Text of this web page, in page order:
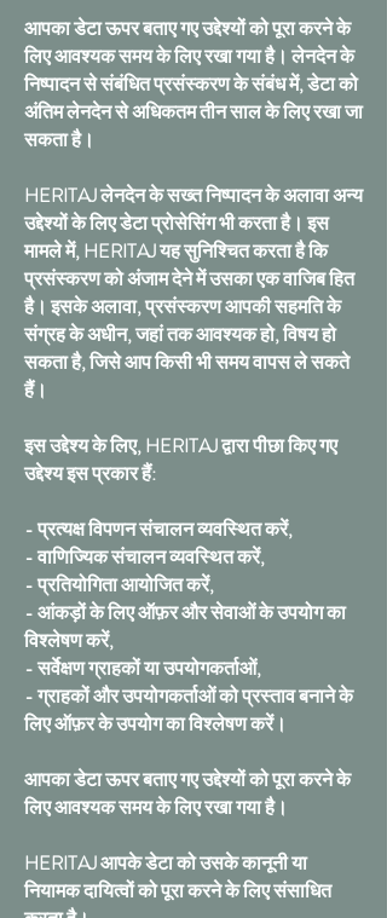
आपका डेटा ऊपर बताए गए उद्देश्यों को पूरा करने के
लिए आवश्यक समय के लिए रखा गया है। लेनदेन के
निष्पादन से संबंधित प्रसंस्करण के संबंध में, डेटा को
अंतिम लेनदेन से अधिकतम तीन साल के लिए रखा जा
सकता है।
HERITAJ लेनदेन के सख्त निष्पादन के अलावा अन्य
उद्देश्यों के लिए डेटा प्रोसेसिंग भी करता है। इस
मामले में, HERITAJ यह सुनिश्चित करता है कि
प्रसंस्करण को अंजाम देने में उसका एक वाजिब हित
है। इसके अलावा, प्रसंस्करण आपकी सहमति के
संग्रह के अधीन, जहां तक ​​आवश्यक हो, विषय हो
सकता है, जिसे आप किसी भी समय वापस ले सकते
हैं।
इस उद्देश्य के लिए, HERITAJ द्वारा पीछा किए गए
उद्देश्य इस प्रकार हैं:
- प्रत्यक्ष विपणन संचालन व्यवस्थित करें,
- वाणिज्यिक संचालन व्यवस्थित करें,
- प्रतियोगिता आयोजित करें,
- आंकड़ों के लिए ऑफ़र और सेवाओं के उपयोग का
विश्लेषण करें,
- सर्वेक्षण ग्राहकों या उपयोगकर्ताओं,
- ग्राहकों और उपयोगकर्ताओं को प्रस्ताव बनाने के
लिए ऑफ़र के उपयोग का विश्लेषण करें।
आपका डेटा ऊपर बताए गए उद्देश्यों को पूरा करने के
लिए आवश्यक समय के लिए रखा गया है।
HERITAJ आपके डेटा को उसके कानूनी या
नियामक दायित्वों को पूरा करने के लिए संसाधित